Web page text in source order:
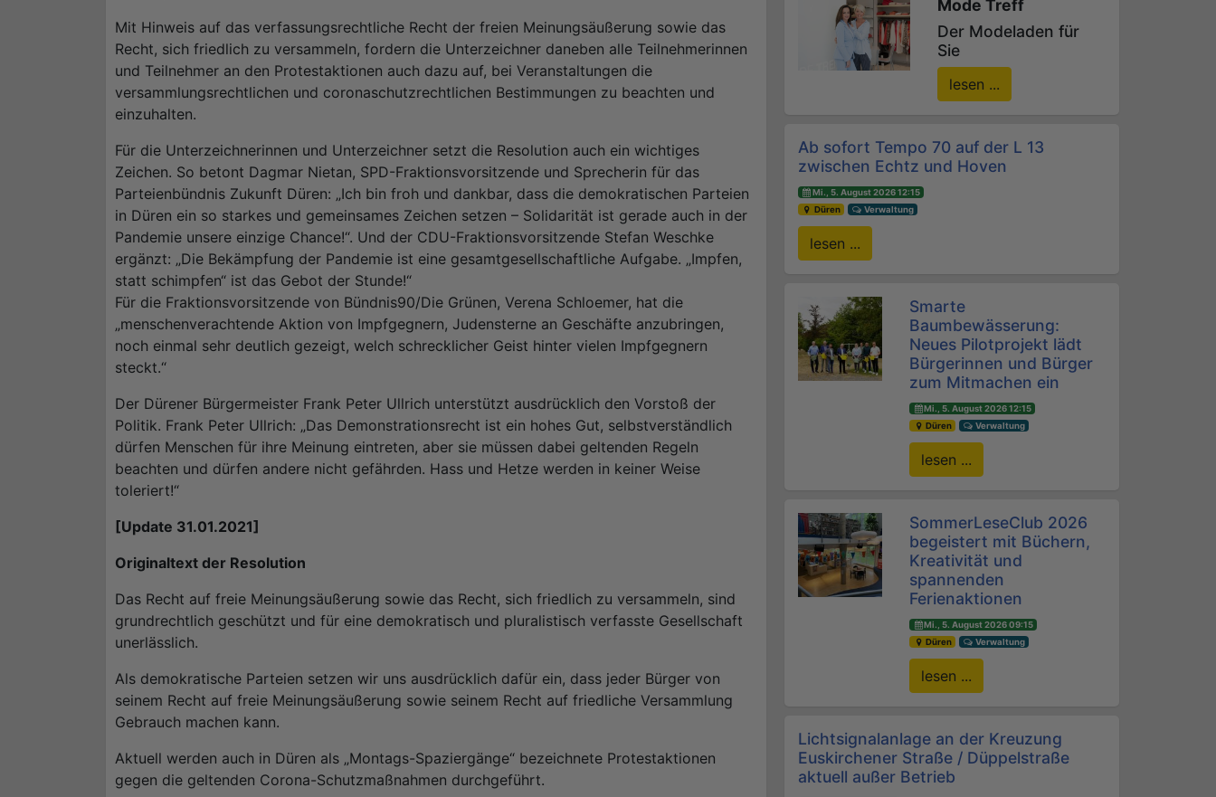
Mit Hinweis auf das verfassungsrechtliche Recht der freien Meinungsäußerung sowie das
Recht, sich friedlich zu versammeln, fordern die Unterzeichner daneben alle Teilnehmerinnen
und Teilnehmer an den Protestaktionen auch dazu auf, bei Veranstaltungen die
versammlungsrechtlichen und coronaschutzrechtlichen Bestimmungen zu beachten und
einzuhalten.
Für die Unterzeichnerinnen und Unterzeichner setzt die Resolution auch ein wichtiges
Zeichen. So betont Dagmar Nietan, SPD-Fraktionsvorsitzende und Sprecherin für das
Parteienbündnis Zukunft Düren: „Ich bin froh und dankbar, dass die demokratischen Parteien
in Düren ein so starkes und gemeinsames Zeichen setzen – Solidarität ist gerade auch in der
Pandemie unsere einzige Chance!“. Und der CDU-Fraktionsvorsitzende Stefan Weschke
ergänzt: „Die Bekämpfung der Pandemie ist eine gesamtgesellschaftliche Aufgabe. „Impfen,
statt schimpfen“ ist das Gebot der Stunde!“
Für die Fraktionsvorsitzende von Bündnis90/Die Grünen, Verena Schloemer, hat die
„menschenverachtende Aktion von Impfgegnern, Judensterne an Geschäfte anzubringen,
noch einmal sehr deutlich gezeigt, welch schrecklicher Geist hinter vielen Impfgegnern
steckt.“
Der Dürener Bürgermeister Frank Peter Ullrich unterstützt ausdrücklich den Vorstoß der
Politik. Frank Peter Ullrich: „Das Demonstrationsrecht ist ein hohes Gut, selbstverständlich
dürfen Menschen für ihre Meinung eintreten, aber sie müssen dabei geltenden Regeln
beachten und dürfen andere nicht gefährden. Hass und Hetze werden in keiner Weise
toleriert!“
[Update 31.01.2021]
Originaltext der Resolution
Das Recht auf freie Meinungsäußerung sowie das Recht, sich friedlich zu versammeln, sind
grundrechtlich geschützt und für eine demokratisch und pluralistisch verfasste Gesellschaft
unerlässlich.
Als demokratische Parteien setzen wir uns ausdrücklich dafür ein, dass jeder Bürger von
seinem Recht auf freie Meinungsäußerung sowie seinem Recht auf friedliche Versammlung
Gebrauch machen kann.
Aktuell werden auch in Düren als „Montags-Spaziergänge“ bezeichnete Protestaktionen
gegen die geltenden Corona-Schutzmaßnahmen durchgeführt.
Mode Treff
Der Modeladen für
Sie
lesen ...
Ab sofort Tempo 70 auf der L 13
zwischen Echtz und Hoven
Mi., 5. August 2026 12:15
Düren
Verwaltung
lesen ...
Smarte
Baumbewässerung:
Neues Pilotprojekt lädt
Bürgerinnen und Bürger
zum Mitmachen ein
Mi., 5. August 2026 12:15
Düren
Verwaltung
lesen ...
SommerLeseClub 2026
begeistert mit Büchern,
Kreativität und
spannenden
Ferienaktionen
Mi., 5. August 2026 09:15
Düren
Verwaltung
lesen ...
Lichtsignalanlage an der Kreuzung
Euskirchener Straße / Düppelstraße
aktuell außer Betrieb